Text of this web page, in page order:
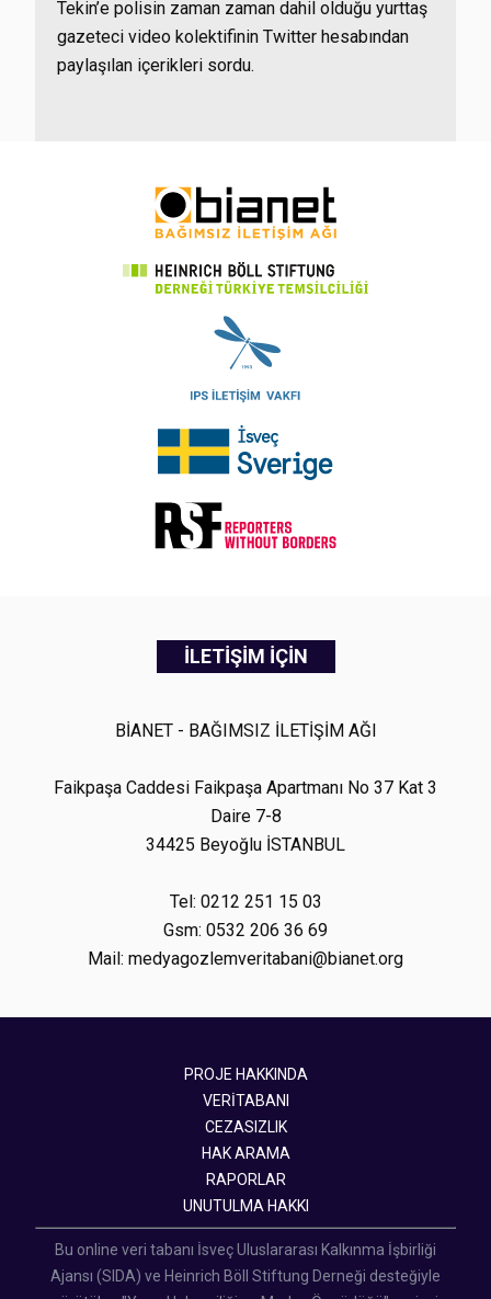
Tekin’e polisin zaman zaman dahil olduğu yurttaş
gazeteci video kolektifinin Twitter hesabından
paylaşılan içerikleri sordu.
İLETİŞİM İÇİN
BİANET - BAĞIMSIZ İLETİŞİM AĞI
Faikpaşa Caddesi Faikpaşa Apartmanı No 37 Kat 3
Daire 7-8
34425 Beyoğlu İSTANBUL
Tel: 0212 251 15 03
Gsm: 0532 206 36 69
Mail: medyagozlemveritabani@bianet.org
PROJE HAKKINDA
VERİTABANI
CEZASIZLIK
HAK ARAMA
RAPORLAR
UNUTULMA HAKKI
Bu online veri tabanı İsveç Uluslararası Kalkınma İşbirliği
Ajansı (SIDA) ve Heinrich Böll Stiftung Derneği desteğiyle